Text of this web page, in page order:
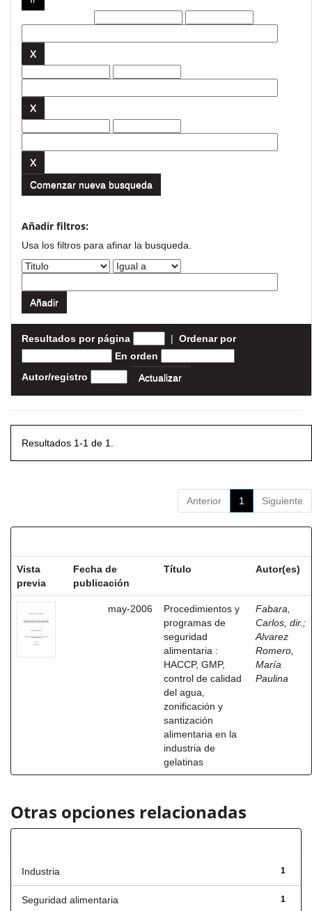
Comenzar nueva busqueda
Añadir filtros:
Usa los filtros para afinar la busqueda.
Resultados por página | Ordenar por
En orden
Autor/registro
Resultados 1-1 de 1.
Anterior 1 Siguiente
Vista
previa
Fecha de
publicación
Título Autor(es)
may-2006
Procedimientos y
programas de
seguridad
alimentaria :
HACCP, GMP,
control de calidad
del agua,
zonificación y
santización
alimentaria en la
industria de
gelatinas
Fabara,
Carlos, dir. ;
Alvarez
Romero,
María
Paulina
Otras opciones relacionadas
1
Industria
1
Seguridad alimentaria